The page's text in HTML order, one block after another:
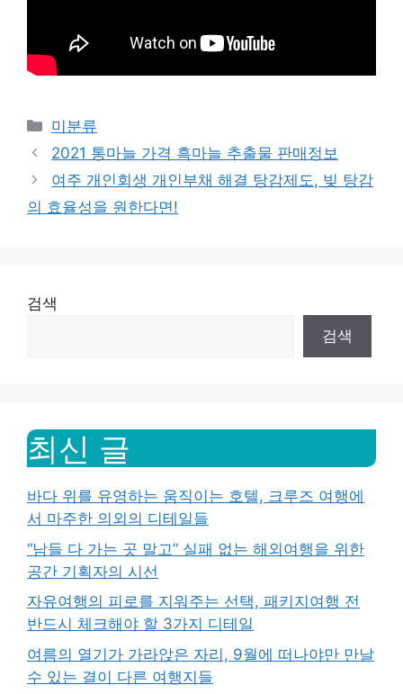
Categories
미분류
2021 통마늘 가격 흑마늘 추출물 판매정보
여주 개인회생 개인부채 해결 탕감제도, 빚 탕감
의 효율성을 원한다면!
검색
검색
최신 글
바다 위를 유영하는 움직이는 호텔, 크루즈 여행에
서 마주한 의외의 디테일들
“남들 다 가는 곳 말고” 실패 없는 해외여행을 위한
공간 기획자의 시선
자유여행의 피로를 지워주는 선택, 패키지여행 전
반드시 체크해야 할 3가지 디테일
여름의 열기가 가라앉은 자리, 9월에 떠나야만 만날
수 있는 결이 다른 여행지들